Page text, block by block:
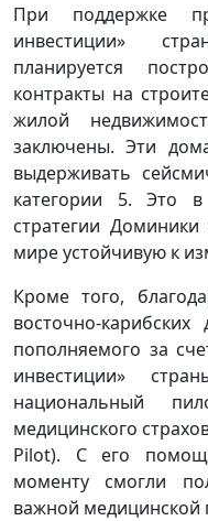
При поддержке
инвестиции»
планируется
контракты на
жилой
заключены. Эти
выдерживать
категории 5. Это в
стратегии
мире устойчивую к
Кроме того,
восточно-
пополняемого за
инвестиции»
национальный
медицинского
Pilot). С его
моменту смогли
важной